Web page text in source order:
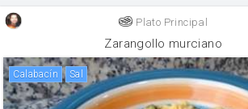
Plato Principal
Zarangollo murciano
calabacín sal